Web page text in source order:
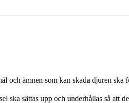
och ämnen som kan skada djuren ska
ska sättas upp och underhållas så att